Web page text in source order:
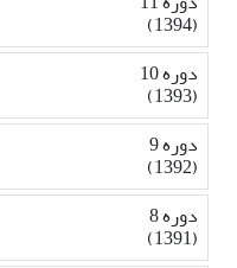
(1394)
دوره 10
(1393)
دوره 9
(1392)
دوره 8
(1391)